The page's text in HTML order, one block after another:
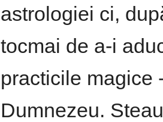
astrologiei ci,
tocmai de a-i
practicile magice
Dumnezeu.